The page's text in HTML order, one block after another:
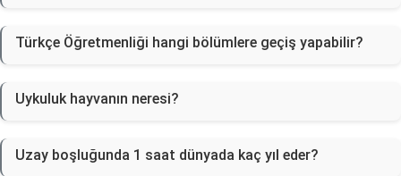
Türkçe Öğretmenliği hangi bölümlere geçiş yapabilir?
Uykuluk hayvanın neresi?
Uzay boşluğunda 1 saat dünyada kaç yıl eder?